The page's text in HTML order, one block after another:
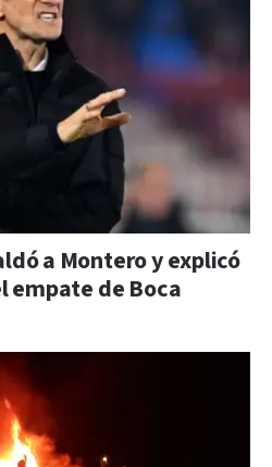
a Montero y explicó
empate de Boca